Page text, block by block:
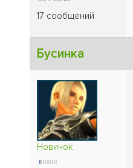
17 сообщений
Бусинка
Новичок